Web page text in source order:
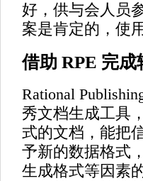
好，供与会人员
案是肯定的，使
借助 RPE 完成
Rational
秀文档生成工具
式的文档，能把
予新的数据格式
生成格式等因素